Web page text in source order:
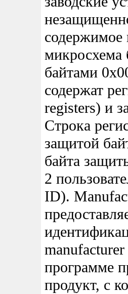
содержимое
микросхема
байтами
содержат
registers) и
Строка
защитой
байта
2
ID).
программе
продукт, с